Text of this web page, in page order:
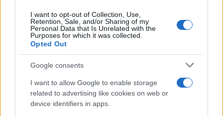
I want to opt-out of Collection, Use,
Retention, Sale, and/or Sharing of my
Personal Data that Is Unrelated with the
Purposes for which it was collected.
Opted Out
Google consents
I want to allow Google to enable storage
related to advertising like cookies on web or
device identifiers in apps.
Notizie in tempo reale?
Entra nel canale telegram di
GalluraOggi.it